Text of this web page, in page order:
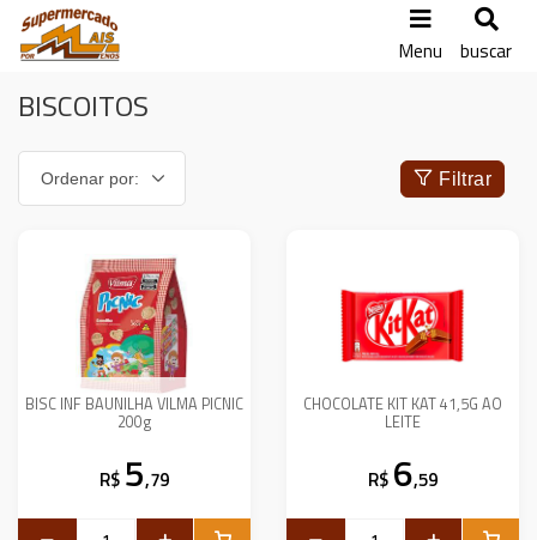
Menu buscar
BISCOITOS
Filtrar
BISC INF BAUNILHA VILMA PICNIC
200g
R$ 5,79
CHOCOLATE KIT KAT 41,5G AO
LEITE
R$ 6,59